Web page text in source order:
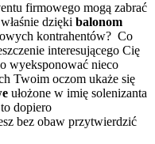
firmowego mogą zabrać
dzięki balonom
kontrahentów? Co
interesującego Cię
wyeksponować nieco
Twoim oczom ukaże się
ułożone w imię solenizanta
dopiero
bez obaw przytwierdzić